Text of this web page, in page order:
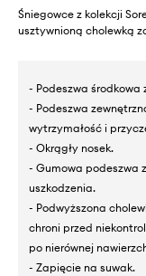
Śniegowce z kolekcji
usztywnioną cholewką
- Podeszwa
- Podeszwa
wytrzymałość i
- Okrągły nosek.
- Gumowa podeszwa
uszkodzenia.
- Podwyższona
chroni przed
po nierównej
- Zapięcie na suwak.